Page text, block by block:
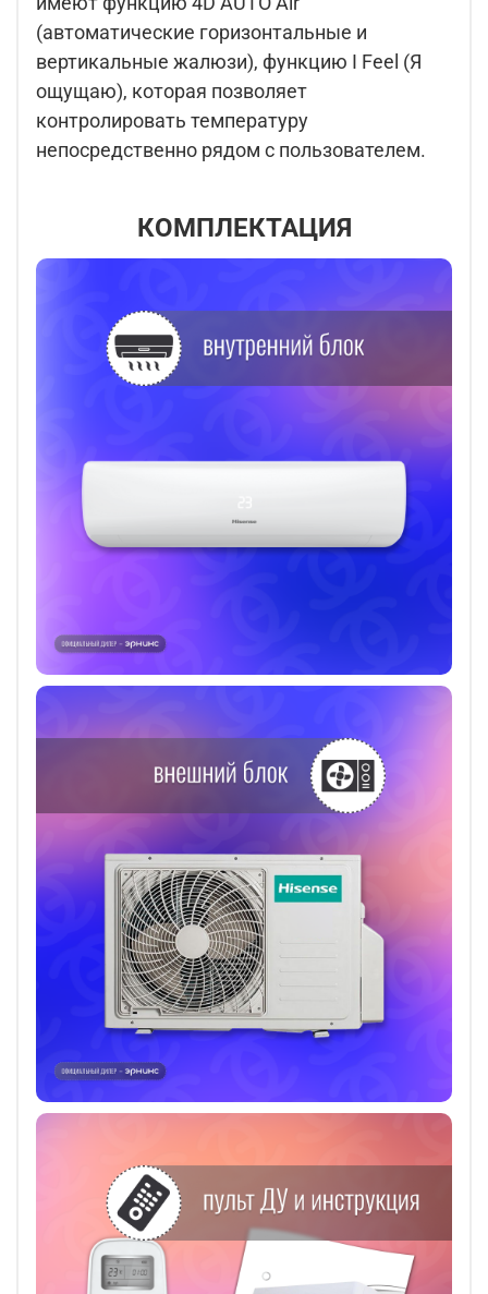
(автоматические горизонтальные и
вертикальные жалюзи), функцию I Feel (Я
ощущаю), которая позволяет
контролировать температуру
непосредственно рядом с пользователем.
КОМПЛЕКТАЦИЯ